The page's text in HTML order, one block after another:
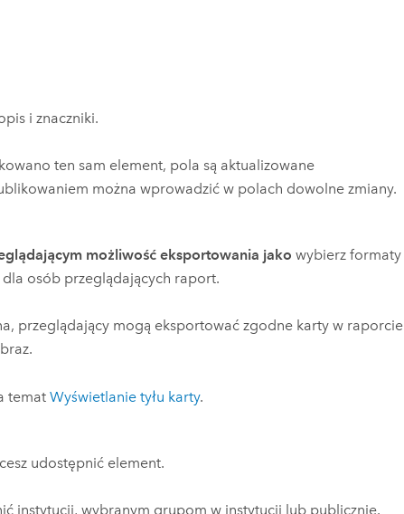
i znaczniki.
ten sam element, pola są aktualizowane
można wprowadzić w polach dowolne zmiany.
możliwość eksportowania jako wybierz formaty
osób przeglądających raport.
przeglądający mogą eksportować zgodne karty w raporcie
tematWyświetlanie tyłu karty.
udostępnić element.
instytucji, wybranym grupom w instytucji lub publicznie.